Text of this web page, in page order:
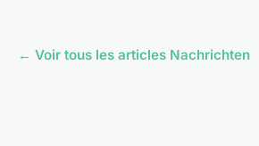
← Voir tous les articles Nachrichten